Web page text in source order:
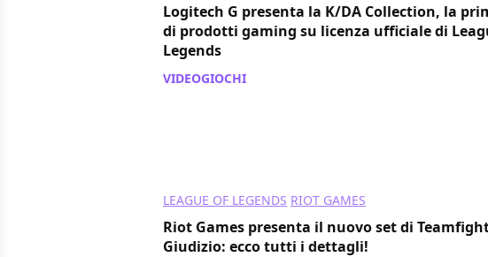
Logitech G presenta la K/DA Collection, la
di prodotti gaming su licenza ufficiale di
Legends
VIDEOGIOCHI
LEAGUE OF LEGENDS RIOT GAMES
Riot Games presenta il nuovo set di
Giudizio: ecco tutti i dettagli!